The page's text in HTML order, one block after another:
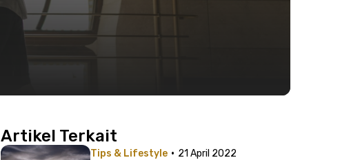
Artikel Terkait
Tips & Lifestyle · 21 April 2022